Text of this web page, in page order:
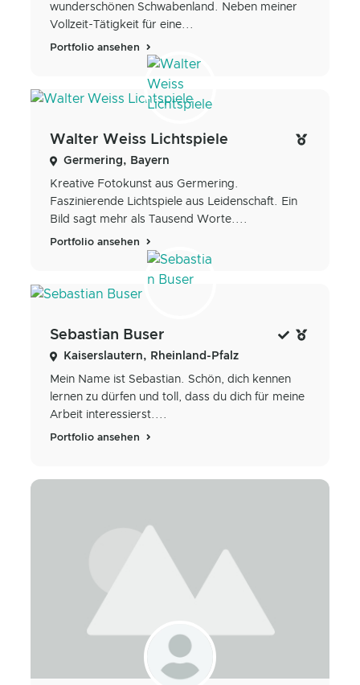
wunderschönen Schwabenland. Neben meiner
Vollzeit-Tätigkeit für eine...
Portfolio ansehen
Walter Weiss Lichtspiele
Germering, Bayern
Kreative Fotokunst aus Germering.
Faszinierende Lichtspiele aus Leidenschaft. Ein
Bild sagt mehr als Tausend Worte....
Portfolio ansehen
Sebastian Buser
Kaiserslautern, Rheinland-Pfalz
Mein Name ist Sebastian. Schön, dich kennen
lernen zu dürfen und toll, dass du dich für meine
Arbeit interessierst....
Portfolio ansehen